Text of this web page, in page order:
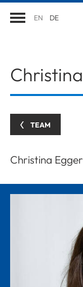
EN DE
Christina
TEAM
Christina